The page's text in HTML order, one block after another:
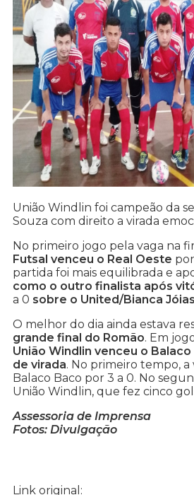
União Windlin foi campeão da
Souza com direito a virada
No primeiro jogo pela vaga na
Futsal venceu o Real Oeste
partida foi mais equilibrada e
como o outro finalista após
a 0 sobre o United/Bianca Jóias
O melhor do dia ainda estava
grande final do Romão. Em
União Windlin venceu o Balaco
de virada. No primeiro tempo, a
Balaco Baco por 3 a 0. No
União Windlin, que fez cinco
Assessoria de Imprensa
Fotos: Divulgação
Link original: